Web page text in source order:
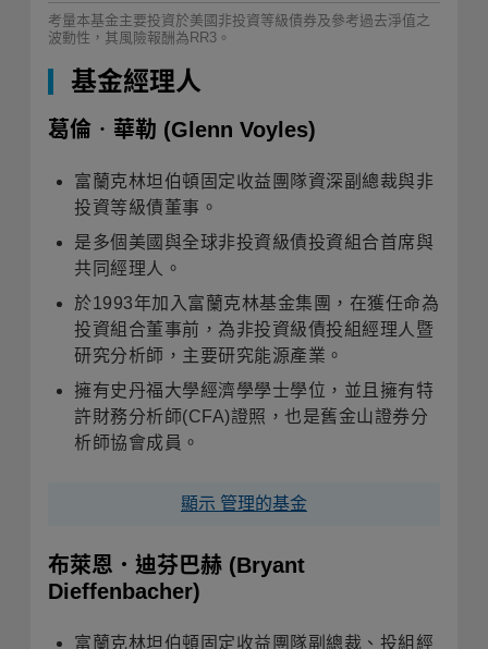
考量本基金主要投資於美國非投資等級債券及參考過去淨值之
波動性，其風險報酬為RR3。
基金經理人
葛倫‧華勒 (Glenn Voyles)
富蘭克林坦伯頓固定收益團隊資深副總裁與非
投資等級債董事。
是多個美國與全球非投資級債投資組合首席與
共同經理人。
於1993年加入富蘭克林基金集團，在獲任命為
投資組合董事前，為非投資級債投組經理人暨
研究分析師，主要研究能源產業 。
擁有史丹福大學經濟學學士學位，並且擁有特
許財務分析師(CFA)證照，也是舊金山證券分
析師協會成員 。
顯示 管理的基金
布萊恩．迪芬巴赫 (Bryant
Dieffenbacher)
富蘭克林坦伯頓固定收益團隊副總裁、投組經